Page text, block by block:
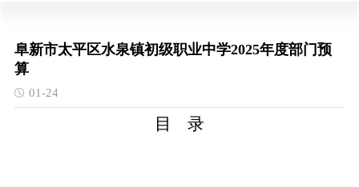
阜新市太平区水泉镇初级职业中学2025年度部门预
算
01-24
目 录